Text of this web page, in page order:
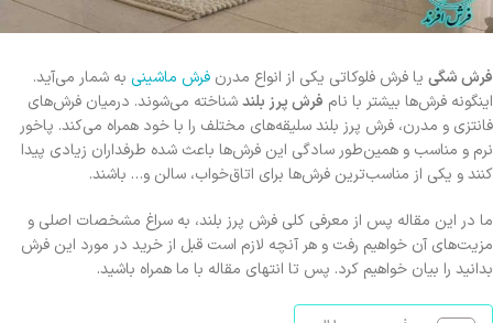
فرش شگی یا فرش فلوکاتی یکی از انواع مدرن فرش ماشینی به شمار می‌آید.
اینگونه فرش‌ها بیشتر با نام فرش پرز بلندشناخته می‌شوند. درمیان فرش‌های
فانتزی و مدرن، فرش‌ پرز بلند سلیقه‌های مختلف را با خود همراه می‌کند. پاخور
نرم و مناسب و همین‌طور سادگی این فرش‌ها باعث شده طرفداران زیادی پیدا
کنند و یکی از مناسب‌ترین فرش‌ها برای اتاق‌خواب، سالن و… باشند.
ما در این مقاله پس از معرفی کلی فرش پرز بلند، به سراغ مشخصات اصلی و
مزیت‌های آن خواهیم رفت و هر آنچه لازم است قبل از خرید در مورد این فرش
بدانید را بیان خواهیم کرد. پس تا انتهای مقاله با ما همراه باشید.